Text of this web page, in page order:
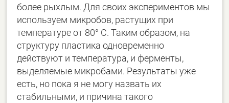
более рыхлым. Для своих экспериментов мы
используем микробов, растущих при
температуре от 80° C. Таким образом, на
структуру пластика одновременно
действуют и температура, и ферменты,
выделяемые микробами. Результаты уже
есть, но пока я не могу назвать их
стабильными, и причина такого